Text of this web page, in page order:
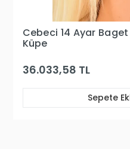
Cebeci 14 Ayar Altın
Küpe
10.989,91 TL
Sepete